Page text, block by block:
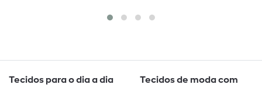
Tecidos para o dia a dia
Tecidos de moda com